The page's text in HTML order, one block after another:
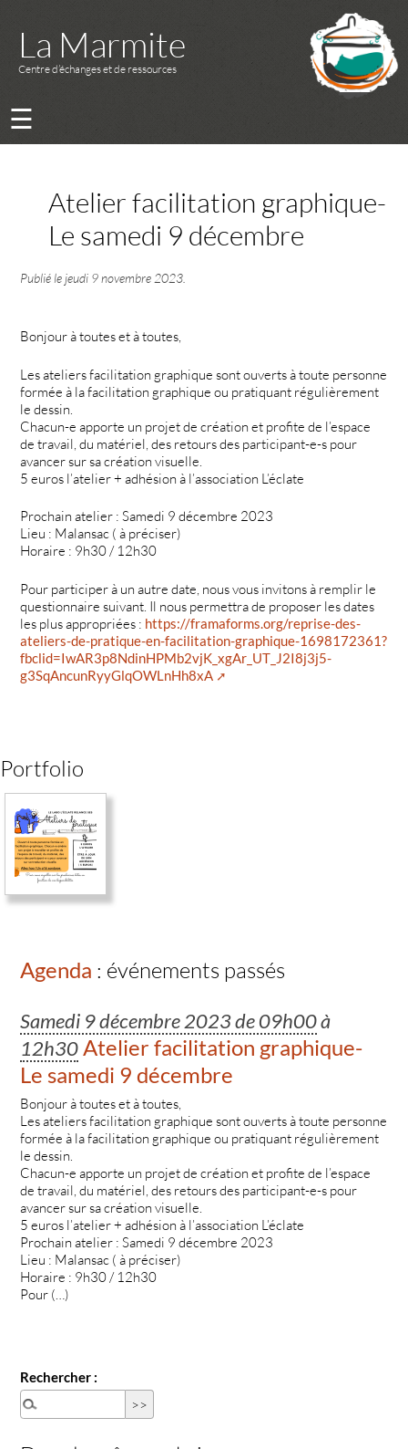
La Marmite
Centre d’échanges et de ressources
☰
Atelier facilitation graphique-
Le samedi 9 décembre
Publié le jeudi 9 novembre 2023
Bonjour à toutes et à toutes,
Les ateliers facilitation graphique sont ouverts à toute personne
formée à la facilitation graphique ou pratiquant régulièrement
le dessin.
Chacun-e apporte un projet de création et profite de l’espace
de travail, du matériel, des retours des participant-e-s pour
avancer sur sa création visuelle.
5 euros l’atelier + adhésion à l’association L’éclate
Prochain atelier : Samedi 9 décembre 2023
Lieu : Malansac ( à préciser)
Horaire : 9h30 / 12h30
Pour participer à un autre date, nous vous invitons à remplir le
questionnaire suivant. Il nous permettra de proposer les dates
les plus appropriées : https://framaforms.org/reprise-des-
ateliers-de-pratique-en-facilitation-graphique-1698172361?
fbclid=IwAR3p8NdinHPMb2vjK_xgAr_UT_J2I8j3j5-
g3SqAncunRyyGlqOWLnHh8xA
Portfolio
Agenda : événements passés
Samedi 9 décembre 2023 de 09h00à
12h30 Atelier facilitation graphique-
Le samedi 9 décembre
Bonjour à toutes et à toutes,
Les ateliers facilitation graphique sont ouverts à toute personne
formée à la facilitation graphique ou pratiquant régulièrement
le dessin.
Chacun-e apporte un projet de création et profite de l’espace
de travail, du matériel, des retours des participant-e-s pour
avancer sur sa création visuelle.
5 euros l’atelier + adhésion à l’association L’éclate
Prochain atelier : Samedi 9 décembre 2023
Lieu : Malansac ( à préciser)
Horaire : 9h30 / 12h30
Pour (…)
Rechercher :